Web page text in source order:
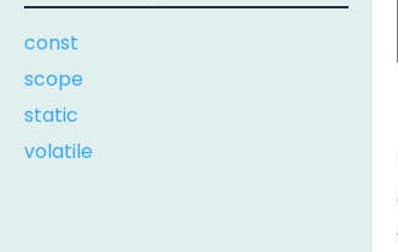
const
scope
static
volatile